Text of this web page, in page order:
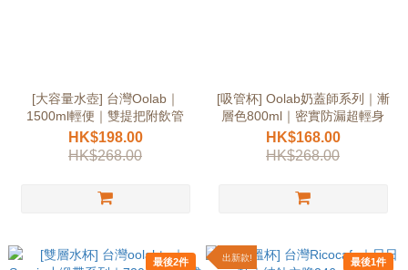
[大容量水壺] 台灣Oolab｜
1500ml輕便｜雙提把附飲管
HK$198.00
HK$268.00
[吸管杯] Oolab奶蓋師系列｜漸
層色800ml｜密實防漏超輕身
HK$168.00
HK$268.00
最後2件 出新款! 最後1件